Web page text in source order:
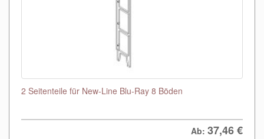
2 Seitenteile für New-Line Blu-Ray 8 Böden
Ab: 37,46€